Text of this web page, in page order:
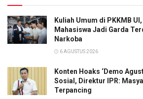
Kuliah Umum di PKKMB
Mahasiswa Jadi Garda
Narkoba
6 AGUSTUS 2026
Konten Hoaks ‘Demo
Sosial, Direktur IPR:
Terpancing